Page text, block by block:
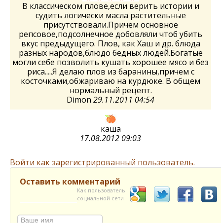
В классическом плове,если верить истории и
судить логически масла растительные
присутствовали.Причем основное
репсовое,подсолнечное добовляли чтоб убить
вкус предыдущего. Плов, как Хаш и др. блюда
разных народов,блюдо бедных людей.Богатые
могли себе позволить кушать хорошее мясо и без
риса.....Я делаю плов из баранины,причем с
косточками,обжариваю на курдюке. В общем
нормальный рецепт.
Dimon 29.11.2011 04:54
каша
17.08.2012 09:03
Войти как зарегистрированный пользователь.
Оставить комментарий
Как пользователь
социальной сети